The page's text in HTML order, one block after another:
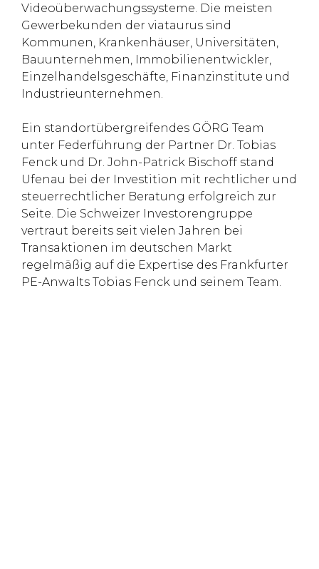
Videoüberwachungssysteme. Die meisten
Gewerbekunden der viataurus sind
Kommunen, Krankenhäuser, Universitäten,
Bauunternehmen, Immobilienentwickler,
Einzelhandelsgeschäfte, Finanzinstitute und
Industrieunternehmen.
Ein standortübergreifendes GÖRG Team
unter Federführung der Partner Dr. Tobias
Fenck und Dr. John-Patrick Bischoff stand
Ufenau bei der Investition mit rechtlicher und
steuerrechtlicher Beratung erfolgreich zur
Seite. Die Schweizer Investorengruppe
vertraut bereits seit vielen Jahren bei
Transaktionen im deutschen Markt
regelmäßig auf die Expertise des Frankfurter
PE-Anwalts Tobias Fenck und seinem Team.